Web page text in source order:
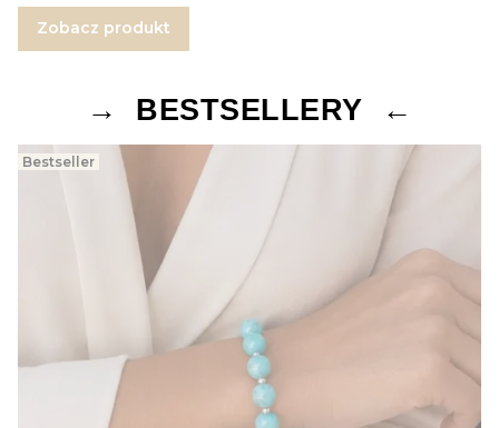
Zobacz produkt
→ BESTSELLERY ←
Bestseller